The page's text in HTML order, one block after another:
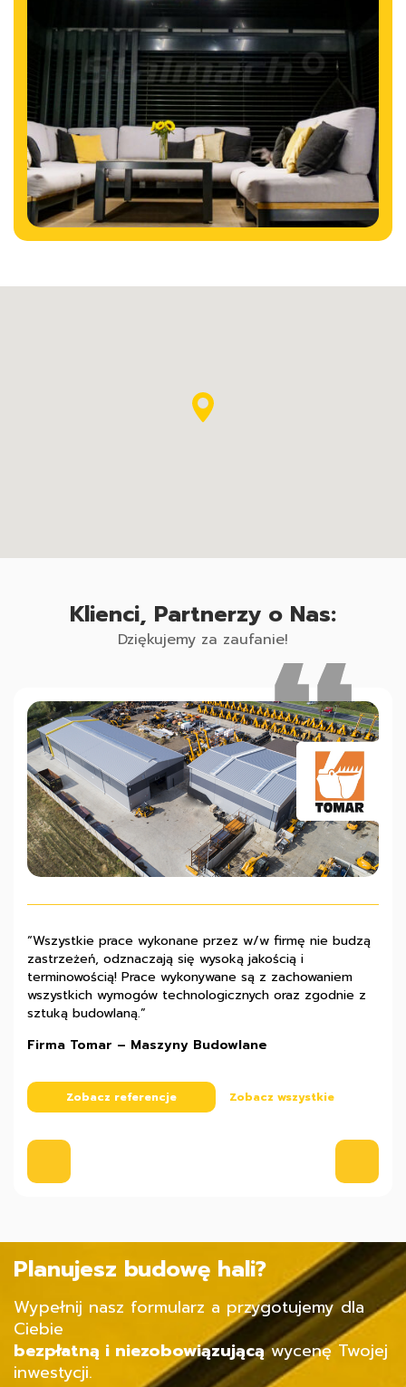
Klienci, Partnerzy o Nas:
Dziękujemy za zaufanie!
“Wszystkie prace wykonane przez w/w firmę nie budzą
zastrzeżeń, odznaczają się wysoką jakością i
terminowością! Prace wykonywane są z zachowaniem
wszystkich wymogów technologicznych oraz zgodnie z
sztuką budowlaną.”
Firma Tomar – Maszyny Budowlane
Zobacz referencje Zobacz wszystkie
„Z pełną odpowiedzialnością polecamy firmę Pana Marka
Machowskiego jako solidnego partnera inwestycyjnego,
charakteryzującego się przy tym bogatym
doświadczeniem, rzetelnością i sumiennością.”
Zobacz referencje
“Współpraca z firmą Stalmach układała się prawidłowo i
z całą pewnością możemy polecić ją jako solidne
przedsiębiorstwo, które gwarantuje wysoką jakość
wykonywanych robót budowlanych.”
Zobacz referencje
Planujesz budowę hali?
Wypełnij nasz formularz a przygotujemy dla
Ciebie
bezpłatną i niezobowiązującąwycenę Twojej
inwestycji.